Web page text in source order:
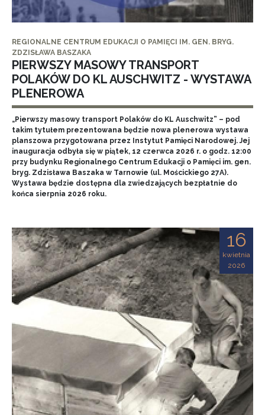
REGIONALNE CENTRUM EDUKACJI O PAMIĘCI IM. GEN. BRYG.
ZDZISŁAWA BASZAKA
PIERWSZY MASOWY TRANSPORT
POLAKÓW DO KL AUSCHWITZ - WYSTAWA
PLENEROWA
„Pierwszy masowy transport Polaków do KL Auschwitz” – pod
takim tytułem prezentowana będzie nowa plenerowa wystawa
planszowa przygotowana przez Instytut Pamięci Narodowej. Jej
inauguracja odbyła się w piątek, 12 czerwca 2026 r. o godz. 12:00
przy budynku Regionalnego Centrum Edukacji o Pamięci im. gen.
bryg. Zdzisława Baszaka w Tarnowie (ul. Mościckiego 27A).
Wystawa będzie dostępna dla zwiedzających bezpłatnie do
końca sierpnia 2026 roku.
16
kwietnia
2026